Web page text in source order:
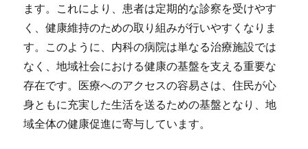
ます。これにより、患者は定期的な診察を受けやす
く、健康維持のための取り組みが行いやすくなりま
す。このように、内科の病院は単なる治療施設では
なく、地域社会における健康の基盤を支える重要な
存在です。医療へのアクセスの容易さは、住民が心
身ともに充実した生活を送るための基盤となり、地
域全体の健康促進に寄与しています。